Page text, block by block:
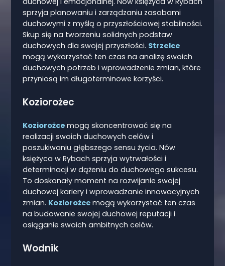
sprzyja planowaniu i zarządzaniu zasobami
duchowymi z myślą o przyszłościowej stabilności.
Skup się na tworzeniu solidnych podstaw
duchowych dla swojej przyszłości. Strzelce
mogą wykorzystać ten czas na analizę swoich
duchowych potrzeb i wprowadzenie zmian, które
przyniosą im długoterminowe korzyści.
Koziorożec
Koziorożce mogą skoncentrować się na
realizacji swoich duchowych celów i
poszukiwaniu głębszego sensu życia. Nów
księżyca w Rybach sprzyja wytrwałości i
determinacji w dążeniu do duchowego sukcesu.
To doskonały moment na rozwijanie swojej
duchowej kariery i wprowadzanie innowacyjnych
zmian. Koziorożce mogą wykorzystać ten czas
na budowanie swojej duchowej reputacji i
osiąganie swoich ambitnych celów.
Wodnik